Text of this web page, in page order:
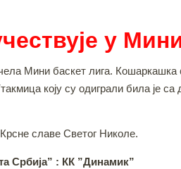
у
Мини баскет лига.
коју су одиграли била је
славе Светог Николе.
Србија” : КК ”Динамик”